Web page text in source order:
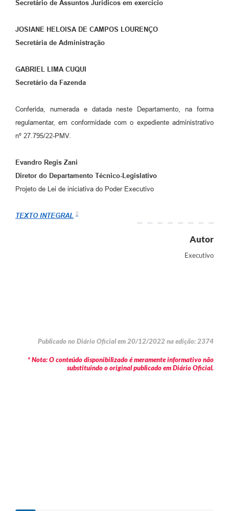
Secretário de Assuntos Jurídicos em exercício
JOSIANE HELOISA DE CAMPOS LOURENÇO
Secretária de Administração
GABRIEL LIMA CUQUI
Secretário da Fazenda
Conferida, numerada e datada neste Departamento, na forma
regulamentar, em conformidade com o expediente administrativo
nº 27.795/22-PMV.
Evandro Regis Zani
Diretor do Departamento Técnico-Legislativo
Projeto de Lei de iniciativa do Poder Executivo
TEXTO INTEGRAL
Autor
Executivo
Publicado no Diário Oficial em 20/12/2022 na edição: 2374
* Nota: O conteúdo disponibilizado é meramente informativo não
substituindo o original publicado em Diário Oficial.